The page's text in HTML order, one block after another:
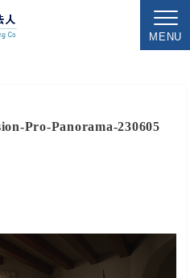
MENU
Pro-Panorama-230605